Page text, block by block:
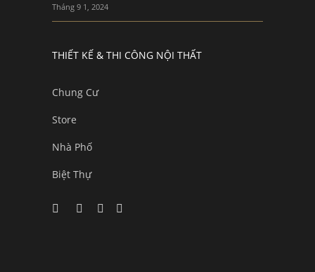
Tháng 9 1, 2024
THIẾT KẾ & THI CÔNG NỘI THẤT
Chung Cư
Store
Nhà Phố
Biệt Thự